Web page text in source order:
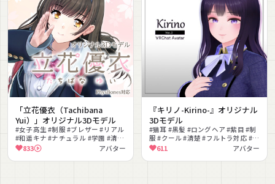
「立花優衣（Tachibana
Yui）」オリジナル3Dモデル
#女子高生 #制服 #ブレザー #リアル
#和遥キナ #ナチュラル #学園 #清楚
#リュック #ローファー
833 アバター
『キリノ-Kirino-』オリジナル
3Dモデル
#猫耳 #黒髪 #ロングヘア #紫目 #制
服 #クール #清楚 #フルトラ対応 #シ
ェイプキー #ネイル
611 アバター